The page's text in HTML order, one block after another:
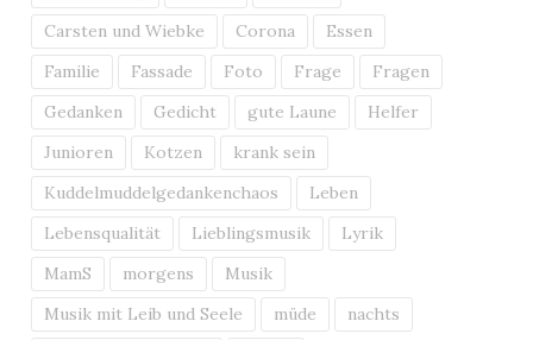
Carsten und Wiebke
Corona
Essen
Familie
Fassade Foto Frage
Fragen
Gedanken
Gedicht gute Laune
Helfer
Junioren
Kotzen
krank sein
Kuddelmuddelgedankenchaos
Leben
Lebensqualität
Lieblingsmusik
Lyrik
MamS
morgens
Musik
Musik mit Leib und Seele
müde
nachts